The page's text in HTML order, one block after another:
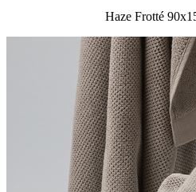
Haze Frotté